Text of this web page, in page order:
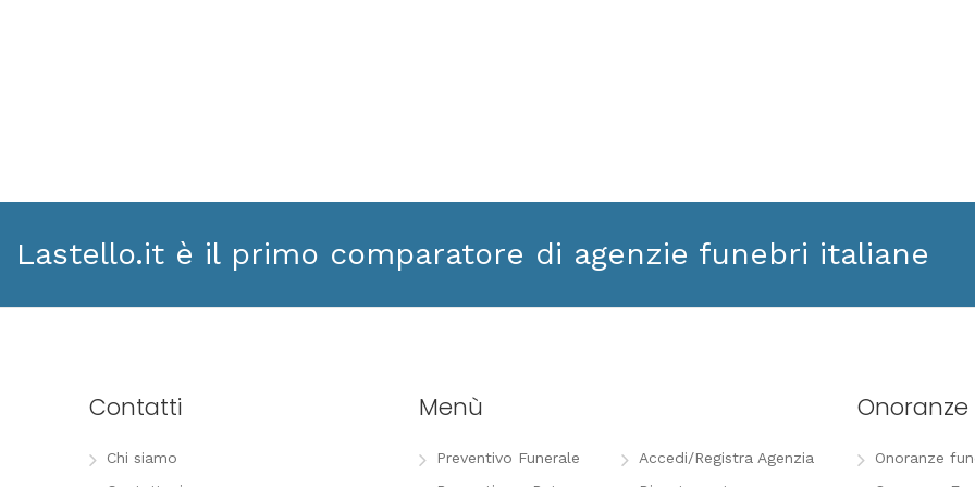
Lastello.it è il primo comparatore di agenzie funebri italiane
Contatti
Chi siamo
Menù
Preventivo Funerale
Accedi/Registra Agenzia
Onoranze
Onoranze